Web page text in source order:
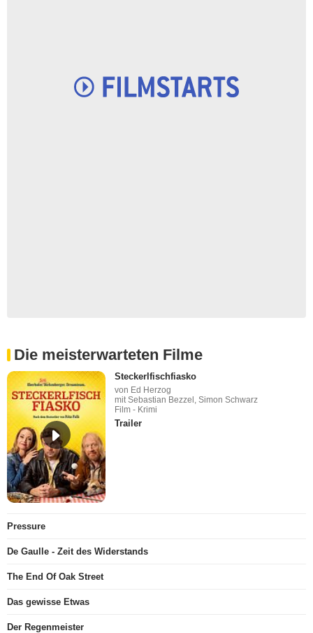
Die meisterwarteten Filme
Steckerlfischfiasko
von Ed Herzog
mit Sebastian Bezzel, Simon Schwarz
Film - Krimi
Trailer
Pressure
De Gaulle - Zeit des Widerstands
The End Of Oak Street
Das gewisse Etwas
Der Regenmeister